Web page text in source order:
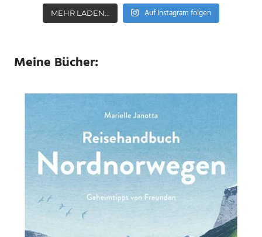
MEHR LADEN… Auf Instagram folgen
Meine Bücher: